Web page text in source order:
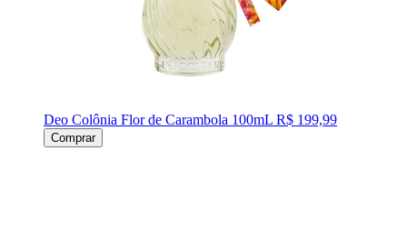
Deo Colônia Flor de Carambola 100mL R$ 199,99
Comprar